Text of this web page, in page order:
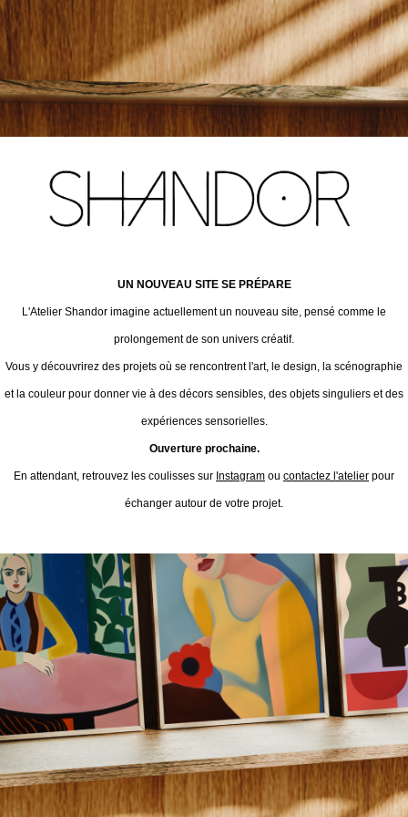
UN NOUVEAU SITE SE PRÉPARE
L'Atelier Shandor imagine actuellement un nouveau site, pensé comme le
prolongement de son univers créatif.
Vous y découvrirez des projets où se rencontrent l'art, le design, la scénographie
et la couleur pour donner vie à des décors sensibles, des objets singuliers et des
expériences sensorielles.
Ouverture prochaine.
En attendant, retrouvez les coulisses sur Instagram ou contactez l'atelier pour
échanger autour de votre projet.